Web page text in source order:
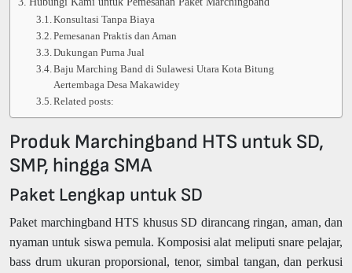
Konsultasi Tanpa Biaya
Pemesanan Praktis dan Aman
Dukungan Purna Jual
Baju Marching Band di Sulawesi Utara Kota Bitung
Aertembaga Desa Makawidey
Related posts:
Produk Marchingband HTS untuk SD,
SMP, hingga SMA
Paket Lengkap untuk SD
Paket marchingband HTS khusus SD dirancang ringan, aman, dan
nyaman untuk siswa pemula. Komposisi alat meliputi snare pelajar,
bass drum ukuran proporsional, tenor, simbal tangan, dan perkusi